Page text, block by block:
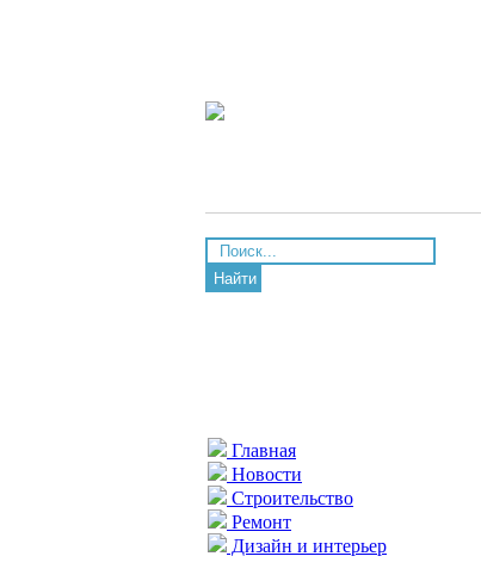
Найти
Главная
Новости
Строительство
Ремонт
Дизайн и интерьер